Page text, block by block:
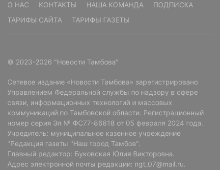
О НАС КОНТАКТЫ НАША КОМАНДА
ПОДПИСКА
ТАРИФЫ САЙТА
ТАРИФЫ ГАЗЕТЫ
© 2023-2026 "Новости Тамбова"
Сетевое издание «Новости Тамбова» зарегистрировано
Управлением Федеральной службы по надзору в сфере
связи, информационных технологий и массовых
коммуникаций по Тамбовской области. Регистрационный
номер серия Эл № ФС77-86818 от 05 февраля 2024 года.
Учредитель: муниципальное казенное учреждение
"Редакция газеты "Наш город Тамбов".
Главный редактор: Буковская Юлия Викторовна.
Адрес электронной почты редакции: ngt_07@mail.ru.